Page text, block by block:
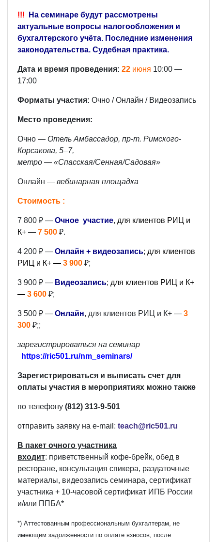
!!!
На семинаре будут рассмотрены
актуальные вопросы налогообложения и
бухгалтерского учёта. Последние изменения
законодательства. Судебная практика.
Дата и время проведения: 22 июня 10:00 —
17:00
Форматы участия: Очно / Онлайн / Видеозапись
Место проведения:
Очно — Отель Амбассадор, пр-т. Римского-
Корсакова, 5–7,
метро — «Спасская/Сенная/Садовая»
Онлайн — вебинарная площадка
Стоимость :
7 800 ₽ — Очное участие, для клиентов РИЦ и
К+ — 7 500 ₽.
4 200 ₽ — Онлайн + видеозапись; для клиентов
РИЦ и К+ — 3 900 ₽;
3 900 ₽ — Видеозапись; для клиентов РИЦ и К+
— 3 600 ₽;
3 500 ₽ — Онлайн, для клиентов РИЦ и К+ — 3
300 ₽;;
зарегистрироваться на семинар
https://ric501.ru/nm_seminars/
Зарегистрироваться и выписать счет для
оплаты участия в мероприятиях можно также
по телефону (812) 313-9-501
отправить заявку на e-mail: teach@ric501.ru
В пакет очного участника
входит: приветственный кофе-брейк, обед в
ресторане, консультация спикера, раздаточные
материалы, видеозапись семинара, сертификат
участника + 10-часовой сертификат ИПБ России
и/или ППБА*
*) Аттестованным профессиональным бухгалтерам, не
имеющим задолженности по оплате взносов, после